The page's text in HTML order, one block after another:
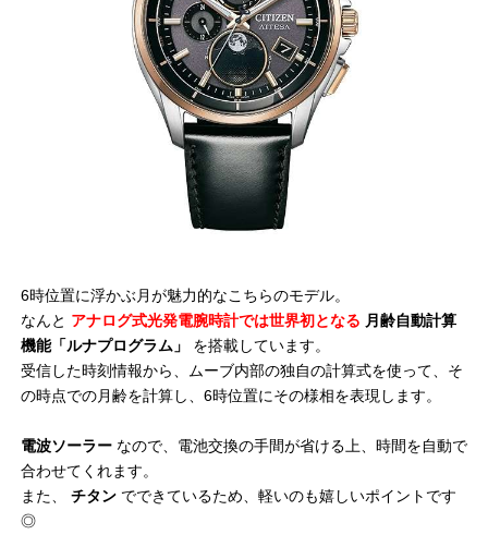
6時位置に浮かぶ月が魅力的なこちらのモデル。
なんと アナログ式光発電腕時計では世界初となる 月齢自動計算
機能「ルナプログラム」 を搭載しています。
受信した時刻情報から、ムーブ内部の独自の計算式を使って、そ
の時点での月齢を計算し、6時位置にその様相を表現します。
電波ソーラー なので、電池交換の手間が省ける上、時間を自動で
合わせてくれます。
また、 チタン でできているため、軽いのも嬉しいポイントです
◎